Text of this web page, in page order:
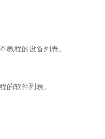
教程的设备列表。
的软件列表。